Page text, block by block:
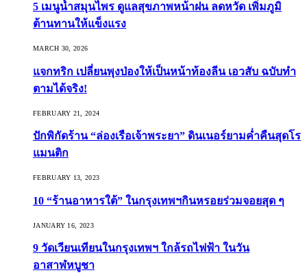
5 เมนูน้ำสมุนไพร ดูแลสุขภาพหน้าฝน ลดหวัด เพิ่มภูมิ
ต้านทานให้แข็งแรง
MARCH 30, 2026
แจกทริก เปลี่ยนพุงป่องให้เป็นหน้าท้องลีน เอวสับ ฉบับทำ
ตามได้จริง!
FEBRUARY 21, 2024
ปักพิกัดร้าน “ล่องเรือเจ้าพระยา” ดินเนอร์ยามค่ำคืนสุดโร
แมนติก
FEBRUARY 13, 2023
10 “ร้านอาหารใต้” ในกรุงเทพฯกินหรอยร่วมจอยสุด ๆ
JANUARY 16, 2023
9 วัดเวียนเทียนในกรุงเทพฯ ใกล้รถไฟฟ้า ในวัน
อาสาฬหบูชา